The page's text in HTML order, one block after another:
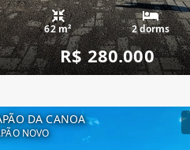
62 m² 2 dorms
R$ 280.000
DA CANOA
NOVO